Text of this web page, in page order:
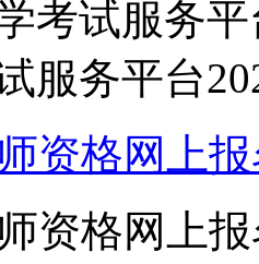
考试服务
服务平台
资格网上
资格网上